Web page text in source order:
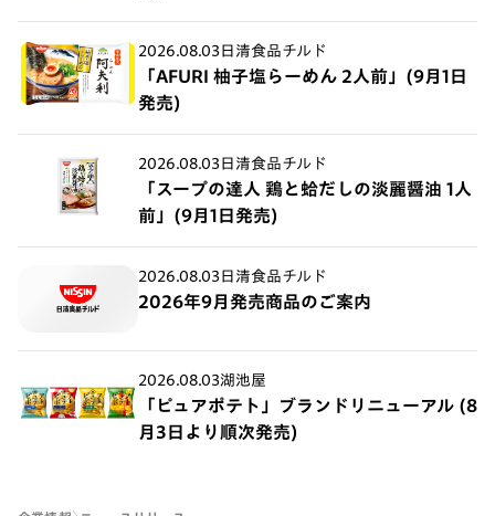
2026.08.03 日清食品チルド
「AFURI 柚子塩らーめん 2人前」(9月1日
発売)
2026.08.03 日清食品チルド
「スープの達人 鶏と蛤だしの淡麗醤油 1人
前」(9月1日発売)
2026.08.03 日清食品チルド
2026年9月発売商品のご案内
2026.08.03湖池屋
「ピュアポテト」ブランドリニューアル (8
月3日より順次発売)